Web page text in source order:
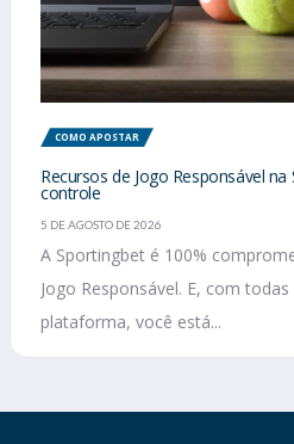
COMO APOSTAR
Recursos de Jogo Responsável
controle
5 DE AGOSTO DE 2026
A Sportingbet é 100%
Jogo Responsável. E, com
plataforma, você está...